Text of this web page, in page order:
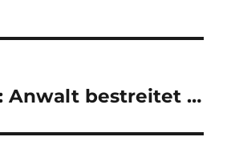
Anwalt bestreitet …